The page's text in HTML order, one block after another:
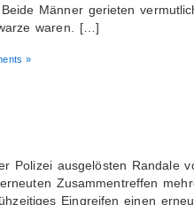
Männer gerieten
waren. […]
»
Polizei ausgelösten Randale
Zusammentreffen
Eingreifen einen